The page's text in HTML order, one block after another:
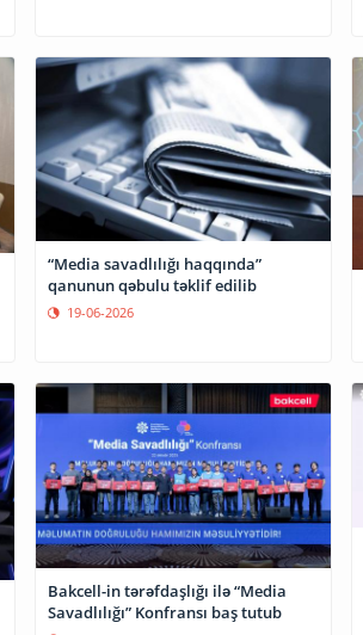
“Media savadlılığı haqqında”
qanunun qəbulu təklif edilib
19-06-2026
Bakcell-in tərəfdaşlığı ilə “Media
Savadlılığı” Konfransı baş tutub